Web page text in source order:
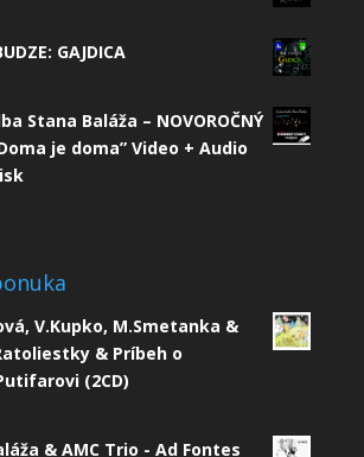
GAJDICA
Stana Baláža – NOVOROČNÝ
je doma” Video + Audio
V.Kupko, M.Smetanka &
& Príbeh o
(2CD)
& AMC Trio - Ad Fontes